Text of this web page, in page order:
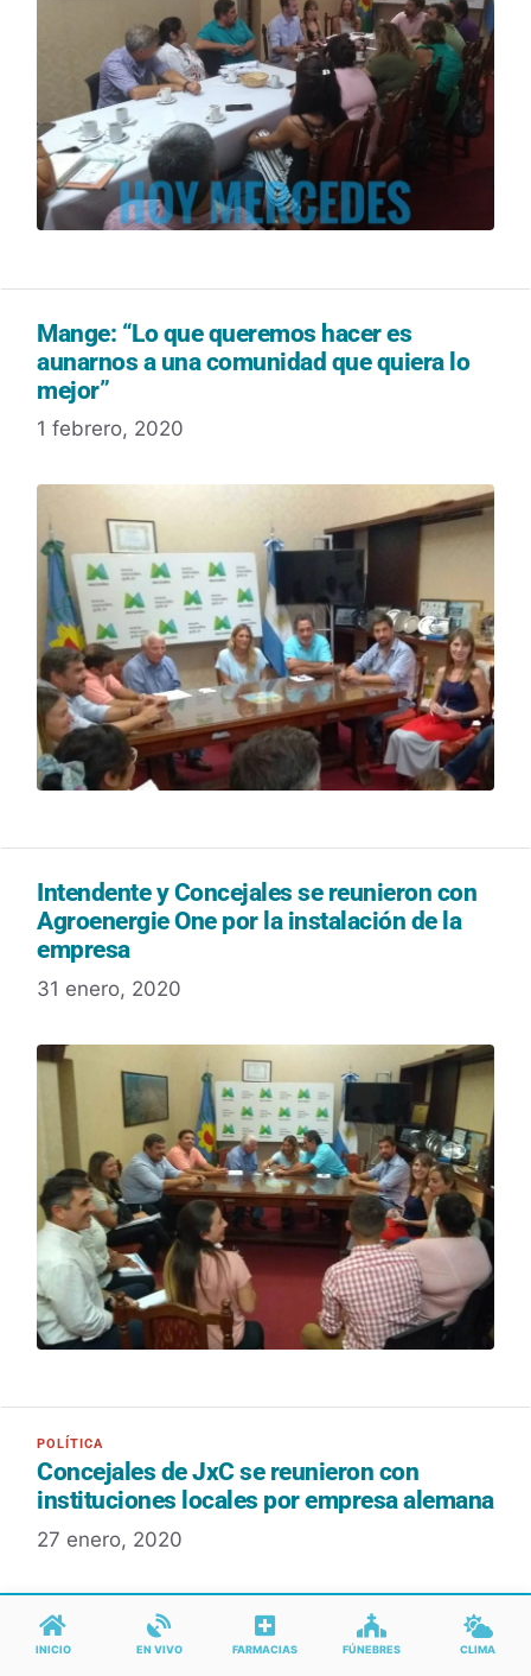
Mange: “Lo que queremos hacer es
aunarnos a una comunidad que quiera lo
mejor”
1 febrero, 2020
Intendente y Concejales se reunieron con
Agroenergie One por la instalación de la
empresa
31 enero, 2020
Concejales de JxC se reunieron con
instituciones locales por empresa alemana
27 enero, 2020
INICIO EN VIVO FARMACIAS FÚNEBRES CLIMA